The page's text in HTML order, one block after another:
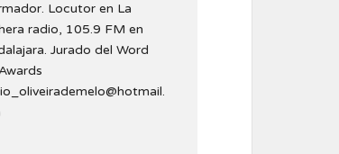
Locutor en La
radio, 105.9 FM en
Jurado del Word